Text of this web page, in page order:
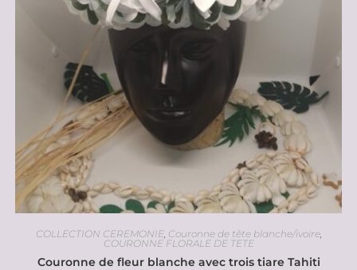
COLLECTION CEREMONIE, Couronne de tête blanche/ivoire,
COURONNE FLORALE DE TETE
Couronne de fleur blanche avec trois tiare Tahiti